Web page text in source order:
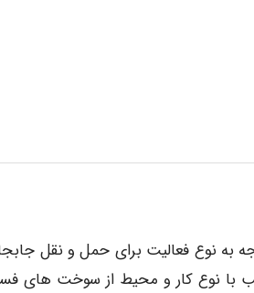
نوع فعالیت برای حمل و نقل
نوع کار و محیط از سوخت های